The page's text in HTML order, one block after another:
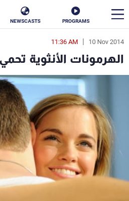
PROGRAMS
NEWSCASTS
10 Nov 2014
11:36 AM
الهرمونات الأنثوية
en
الأخبار
إقتصاد
منوعات
كأس العالم